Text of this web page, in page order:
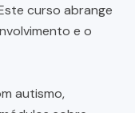
curso abrange
e o
autismo,